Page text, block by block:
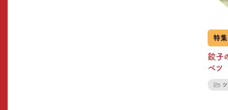
特
餃子
ベツ